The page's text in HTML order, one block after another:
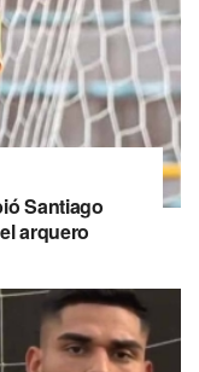
Santiago
arquero